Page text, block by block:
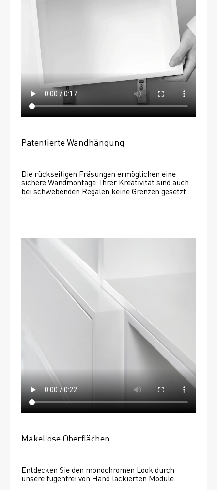
Patentierte Wandhängung
Die rückseitigen Fräsungen ermöglichen eine
sichere Wandmontage. Ihrer Kreativität sind auch
bei schwebenden Regalen keine Grenzen gesetzt.
Makellose Oberflächen
Entdecken Sie den monochromen Look durch
unsere fugenfrei von Hand lackierten Module.